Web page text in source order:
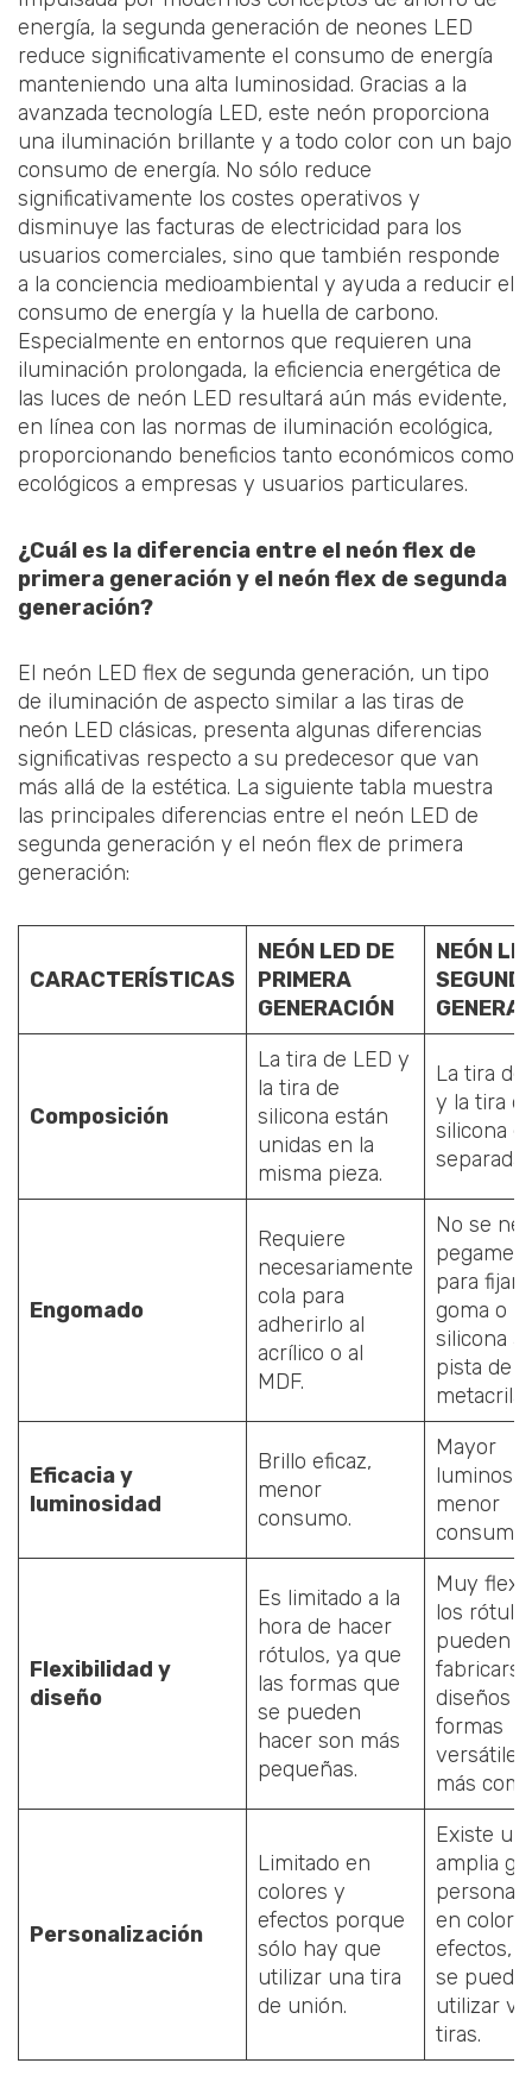
energía, la segunda generación de neones LED
reduce significativamente el consumo de energía
manteniendo una alta luminosidad. Gracias a la
avanzada tecnología LED, este neón proporciona
una iluminación brillante y a todo color con un bajo
consumo de energía. No sólo reduce
significativamente los costes operativos y
disminuye las facturas de electricidad para los
usuarios comerciales, sino que también responde
a la conciencia medioambiental y ayuda a reducir el
consumo de energía y la huella de carbono.
Especialmente en entornos que requieren una
iluminación prolongada, la eficiencia energética de
las luces de neón LED resultará aún más evidente,
en línea con las normas de iluminación ecológica,
proporcionando beneficios tanto económicos como
ecológicos a empresas y usuarios particulares.
¿Cuál es la diferencia entre el neón flex de
primera generación y el neón flex de segunda
generación?
El neón LED flex de segunda generación, un tipo
de iluminación de aspecto similar a las tiras de
neón LED clásicas, presenta algunas diferencias
significativas respecto a su predecesor que van
más allá de la estética. La siguiente tabla muestra
las principales diferencias entre el neón LED de
segunda generación y el neón flex de primera
generación:
CARACTERÍSTICAS
NEÓN LED DE
PRIMERA
GENERACIÓN
NEÓN
Composición
La tira de LED y
la tira de
silicona están
unidas en la
misma pieza.
La tira de
y la tira
silicona
Engomado
Requiere
necesariamente
cola para
adherirlo al
acrílico o al
MDF.
No se
para fijar
goma o la
silicona a
pista de
Eficacia y
luminosidad
Brillo eficaz,
menor
consumo.
Mayor
menor
consumo.
Flexibilidad y
diseño
Es limitado a la
hora de hacer
rótulos, ya que
las formas que
se pueden
hacer son más
pequeñas.
Muy
los
pueden
diseños
formas
más
Personalización
Limitado en
colores y
efectos porque
sólo hay que
utilizar una tira
de unión.
Existe
amplia
en
efectos,
se
utilizar
tiras.